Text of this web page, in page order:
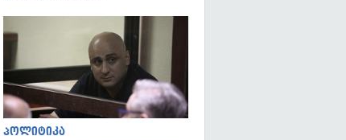
პოლიტიკა